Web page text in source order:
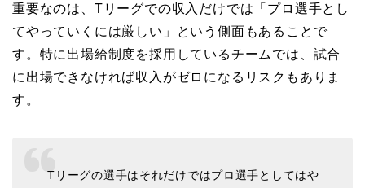
重要なのは、Tリーグでの収入だけでは「プロ選手とし
てやっていくには厳しい」という側面もあることで
す。特に出場給制度を採用しているチームでは、試合
に出場できなければ収入がゼロになるリスクもありま
す。
Tリーグの選手はそれだけではプロ選手としてはや